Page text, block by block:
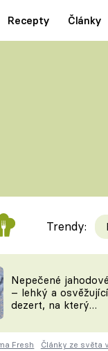
Recepty Články
TEĎ VAŘÍ ŠÉF!
ČESKO NA
Trendy:
Nepečené
– lehký a osvěžující
dezert, na který
Fresh Články ze světa